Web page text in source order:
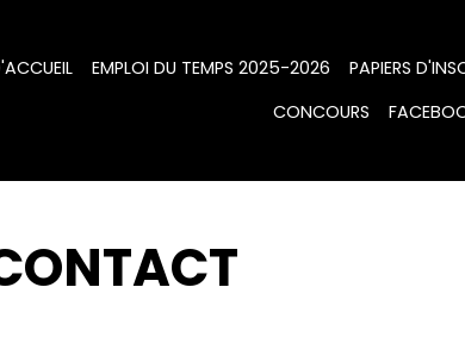
EMPLOI DU TEMPS 2025-2026 PAPIERS
CONCOURS